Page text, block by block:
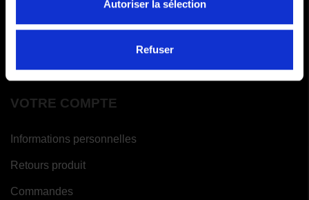
Autoriser la sélection
Refuser
Paiements en x fois
VOTRE COMPTE
Informations personnelles
Retours produit
Commandes